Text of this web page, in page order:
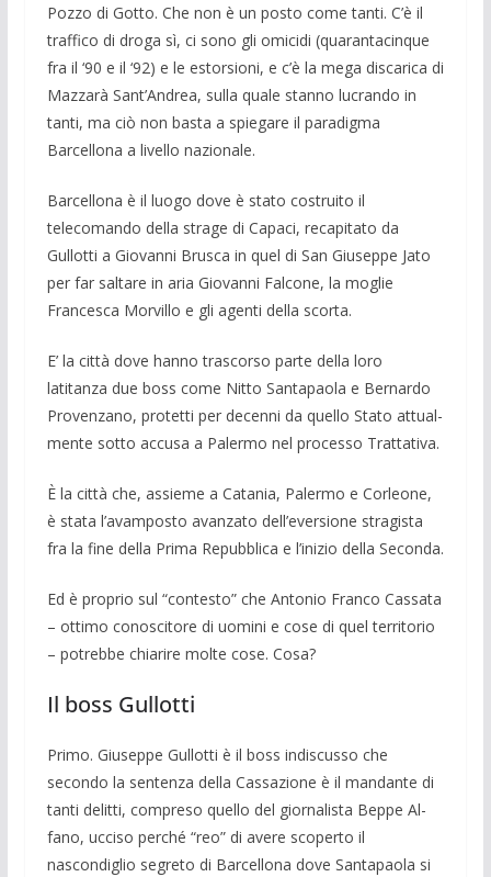
Pozzo di Gotto. Che non è un posto come tanti. C’è il
traf­fico di droga sì, ci sono gli omicidi (qua­rantacinque
fra il ‘90 e il ‘92) e le estor­sioni, e c’è la mega discarica di
Mazzarà Sant’Andrea, sulla quale stanno lucrando in
tanti, ma ciò non basta a spiegare il pa­radigma
Barcellona a livello nazionale.
Barcellona è il luogo dove è stato co­struito il
telecomando della strage di Ca­paci, recapitato da
Gullotti a Giovanni Brusca in quel di San Giuseppe Jato
per far saltare in aria Giovanni Falcone, la moglie
Francesca Morvillo e gli agenti della scorta.
E’ la città dove hanno tra­scorso parte della loro
latitanza due boss come Nitto Santapaola e Bernardo
Pro­venzano, pro­tetti per decenni da quello Stato attual­
mente sotto accusa a Palermo nel proces­so Trattativa.
È la città che, as­sieme a Catania, Paler­mo e Corleone,
è stata l’avamposto avan­zato dell’eversione stragista
fra la fine della Prima Repubbli­ca e l’inizio della Se­conda.
Ed è proprio sul “contesto” che Antonio Franco Cassata
– ottimo conoscitore di uomini e cose di quel territorio
– potrebbe chiarire molte cose. Cosa?
Il boss Gullotti
Primo. Giuseppe Gullotti è il boss indi­scusso che
secondo la sentenza della Cas­sazione è il mandante di
tanti delitti, com­preso quello del giornalista Beppe Al­
fano, ucciso perché “reo” di avere scoper­to il
nascondiglio segreto di Barcellona dove Santapaola si